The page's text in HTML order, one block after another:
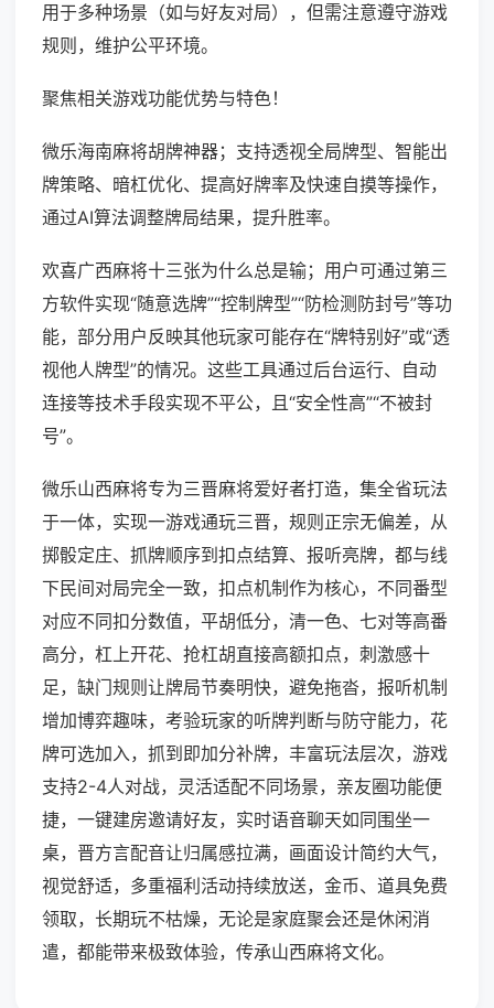
用于多种场景（如与好友对局），但需注意遵守游戏
规则，维护公平环境。
聚焦相关游戏功能优势与特色！
微乐海南麻将胡牌神器；支持透视全局牌型、智能出
牌策略、暗杠优化、提高好牌率及快速自摸等操作，
通过AI算法调整牌局结果，提升胜率。
欢喜广西麻将十三张为什么总是输；用户可通过第三
方软件实现“随意选牌”“控制牌型”“防检测防封号”等功
能，部分用户反映其他玩家可能存在“牌特别好”或“透
视他人牌型”的情况。这些工具通过后台运行、自动
连接等技术手段实现不平公，且“安全性高”“不被封
号”。
微乐山西麻将专为三晋麻将爱好者打造，集全省玩法
于一体，实现一游戏通玩三晋，规则正宗无偏差，从
掷骰定庄、抓牌顺序到扣点结算、报听亮牌，都与线
下民间对局完全一致，扣点机制作为核心，不同番型
对应不同扣分数值，平胡低分，清一色、七对等高番
高分，杠上开花、抢杠胡直接高额扣点，刺激感十
足，缺门规则让牌局节奏明快，避免拖沓，报听机制
增加博弈趣味，考验玩家的听牌判断与防守能力，花
牌可选加入，抓到即加分补牌，丰富玩法层次，游戏
支持2-4人对战，灵活适配不同场景，亲友圈功能便
捷，一键建房邀请好友，实时语音聊天如同围坐一
桌，晋方言配音让归属感拉满，画面设计简约大气，
视觉舒适，多重福利活动持续放送，金币、道具免费
领取，长期玩不枯燥，无论是家庭聚会还是休闲消
遣，都能带来极致体验，传承山西麻将文化。